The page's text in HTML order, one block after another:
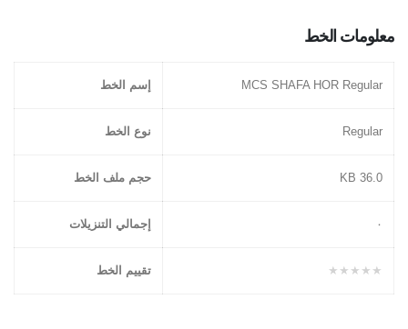
معلومات الخط
MCS SHAFA HOR Regular إسم الخط
Regular نوع الخط
36.0 KB حجم ملف الخط
۰ إجمالي التنزيلات
★★★★★ تقييم الخط